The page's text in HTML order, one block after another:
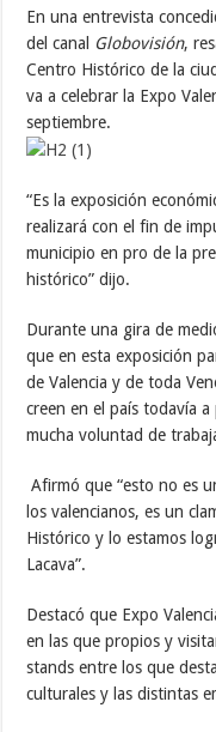
En una entrevista
del canal Globovisión,
Centro Histórico de la
va a celebrar la Expo
septiembre.
“Es la exposición
realizará con el fin de
municipio en pro de la
histórico” dijo.
Durante una gira de
que en esta exposición
de Valencia y de toda
creen en el país todavía
mucha voluntad de
Afirmó que “esto no es
los valencianos, es un
Histórico y lo estamos
Lacava”.
Destacó que Expo
en las que propios y
stands entre los que
culturales y las distintas